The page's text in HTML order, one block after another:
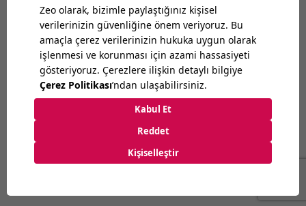
02:53 PM
9:30-18:30
Bilkent Cyberpark 1606. Cad.
Cyberplaza B Blok, No: 401 Ankara 06800
+90 312 265 07 35